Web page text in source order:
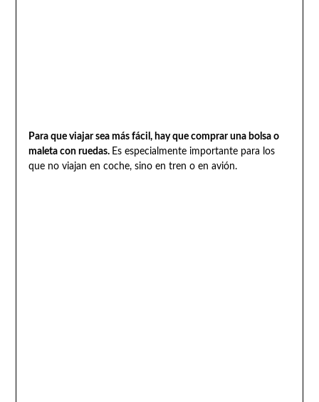
Para que viajar sea más fácil, hay que comprar una bolsa o
maleta con ruedas. Es especialmente importante para los
que no viajan en coche, sino en tren o en avión.